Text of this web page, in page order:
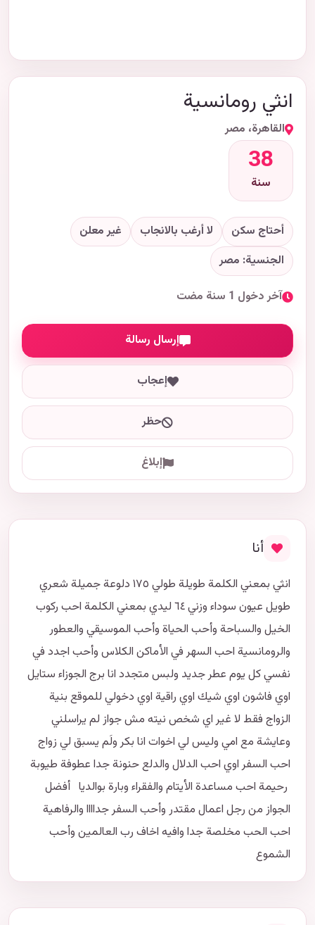
انثي رومانسية
القاهرة، مصر
38
سنة
أحتاج سكن لا أرغب بالانجاب
غير معلن
الجنسية: مصر
آخر دخول 1 سنة مضت
إرسال رسالة
إعجاب
حظر
إبلاغ
أنا
انثي بمعني الكلمة طويلة طولي ١٧٥ دلوعة جميلة شعري
طويل عيون سوداء وزني ٦٤ ليدي بمعني الكلمة احب ركوب
الخيل والسباحة وأحب الحياة وأحب الموسيقي والعطور
والرومانسية احب السهر في الأماكن الكلاس وأحب اجدد في
نفسي كل يوم عطر جديد ولبس متجدد انا برج الجوزاء ستايل
اوي فاشون اوي شيك اوي راقية اوي دخولي للموقع بنية
الزواج فقط لا غير اي شخص نيته مش جواز لم يراسلني
وعايشة مع امي وليس لي اخوات انا بكر ولَم يسبق لي زواج
احب السفر اوي احب الدلال والدلع حنونة جدا عطوفة طيوبة
رحيمة احب مساعدة الأيتام والفقراء وبارة بوالديا أفضل
الجواز من رجل اعمال مقتدر وأحب السفر جداااا والرفاهية
احب الحب مخلصة جدا وافيه اخاف رب العالمين وأحب
الشموع